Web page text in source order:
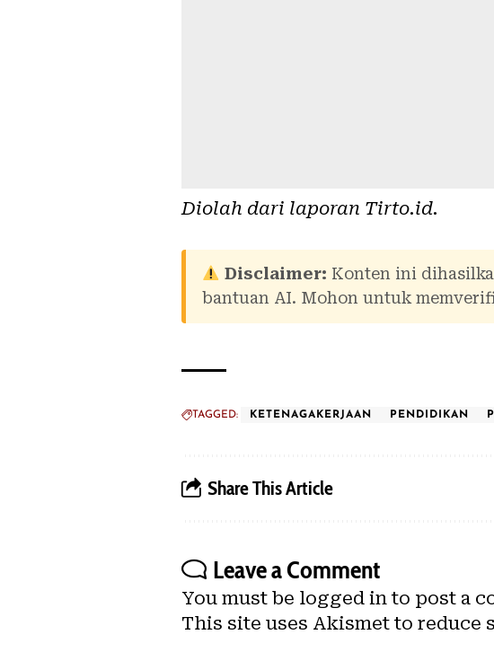
Diolah dari laporan Tirto.id.
Disclaimer: Konten ini
bantuan AI. Mohon untuk
TAGGED: KETENAGAKERJAAN PENDIDIKAN
Share This Article
Leave a Comment
You must be logged into post a
This site uses Akismet to reduce